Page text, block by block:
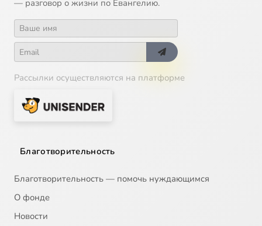
— разговор о жизни по Евангелию.
Рассылки осуществляются на платформе
Благотворительность
Благотворительность — помочь нуждающимся
О фонде
Новости